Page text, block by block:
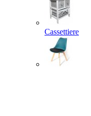
Cassettiere